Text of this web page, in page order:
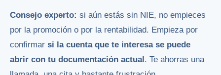
Consejo experto: si aún estás sin NIE, no empieces
por la promoción o por la rentabilidad. Empieza por
confirmar si la cuenta que te interesa se puede
abrir con tu documentación actual. Te ahorras una